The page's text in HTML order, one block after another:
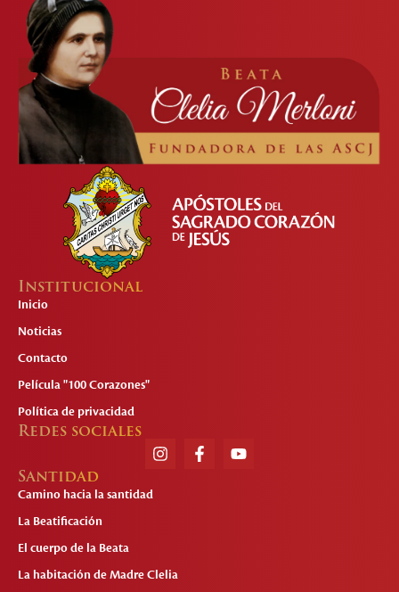
Institucional
Inicio
Noticias
Contacto
Película "100 Corazones"
Política de privacidad
Redes sociales
Santidad
Camino hacia la santidad
La Beatificación
El cuerpo de la Beata
La habitación de Madre Clelia